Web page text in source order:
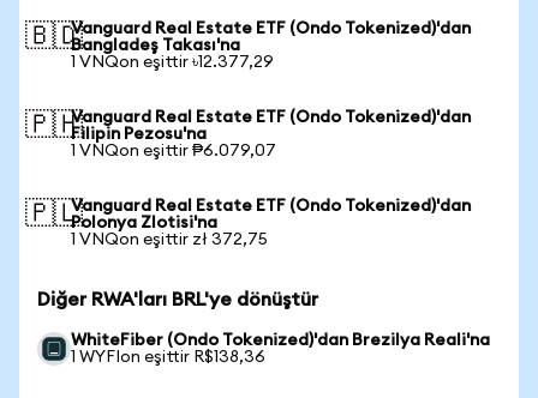
🇧🇩Vanguard Real Estate ETF (Ondo Tokenized)'dan
Bangladeş Takası'na
1 VNQon eşittir ৳12.377,29
🇵🇭Vanguard Real Estate ETF (Ondo Tokenized)'dan
Filipin Pezosu'na
1 VNQon eşittir ₱6.079,07
🇵🇱Vanguard Real Estate ETF (Ondo Tokenized)'dan
Polonya Zlotisi'na
1 VNQon eşittir zł 372,75
Diğer RWA'ları BRL'ye dönüştür
WhiteFiber (Ondo Tokenized)'dan Brezilya Reali'na
1 WYFIon eşittir R$138,36